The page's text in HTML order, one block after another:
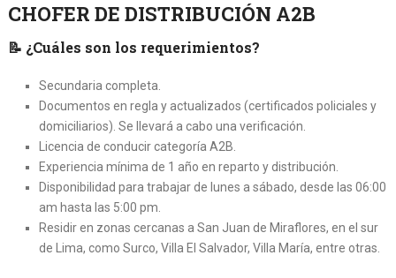
CHOFER DE DISTRIBUCIÓN A2B
📝 ¿Cuáles son los requerimientos?
Secundaria completa.
Documentos en regla y actualizados (certificados policiales y
domiciliarios). Se llevará a cabo una verificación.
Licencia de conducir categoría A2B.
Experiencia mínima de 1 año en reparto y distribución.
Disponibilidad para trabajar de lunes a sábado, desde las 06:00
am hasta las 5:00 pm.
Residir en zonas cercanas a San Juan de Miraflores, en el sur
de Lima, como Surco, Villa El Salvador, Villa María, entre otras.